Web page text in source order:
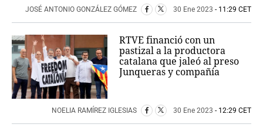
JOSÉ ANTONIO GONZÁLEZ GÓMEZ 30 Ene 2023 - 11:29 CET
RTVE financió con un
pastizal a la productora
catalana que jaleó al preso
Junqueras y compañía
NOELIA RAMÍREZ IGLESIAS 30 Ene 2023 - 12:29 CET